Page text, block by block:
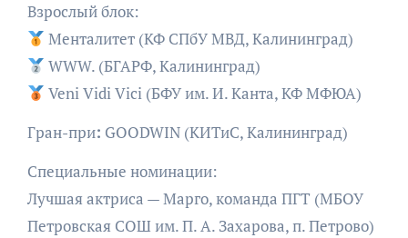
Взрослый блок:
Менталитет (КФ СПбУ МВД, Калининград)
WWW. (БГАРФ, Калининград)
Veni Vidi Vici (БФУ им. И. Канта, КФ МФЮА)
Гран-при: GOODWIN (КИТиС, Калининград)
Специальные номинации:
Лучшая актриса — Марго, команда ПГТ (МБОУ
Петровская СОШ им. П. А. Захарова, п. Петрово)